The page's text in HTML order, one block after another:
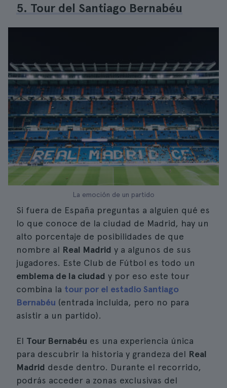
5. Tour del Santiago Bernabéu
La emoción de un partido
Si fuera de España preguntas a alguien qué es
lo que conoce de la ciudad de Madrid, hay un
alto porcentaje de posibilidades de que
nombre al Real Madrid y a algunos de sus
jugadores. Este Club de Fútbol es todo un
emblema de la ciudad y por eso este tour
combina la tour por el estadio Santiago
Bernabéu (entrada incluida, pero no para
asistir a un partido).
El Tour Bernabéu es una experiencia única
para descubrir la historia y grandeza del Real
Madrid desde dentro. Durante el recorrido,
podrás acceder a zonas exclusivas del